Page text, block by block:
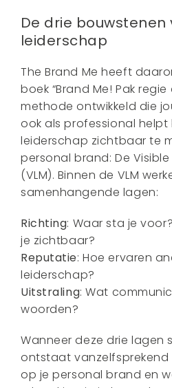
De drie
leiderschap
The Brand Me heeft
boek “Brand Me! Pak
methode ontwikkeld die
ook als professional helpt
leiderschap zichtbaar te
personal brand: De
(VLM). Binnen de VLM
samenhangende lagen:
Richting: Waar sta je
je zichtbaar?
Reputatie: Hoe ervaren
leiderschap?
Uitstraling: Wat
woorden?
Wanneer deze drie lagen
ontstaat
op je personal brand en